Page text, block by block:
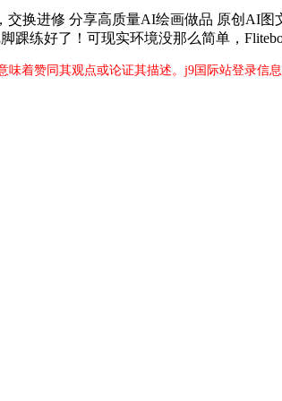
进修 分享高质量AI绘画做品 原创AI图
踝练好了！可现实环境没那么简单，
着赞同其观点或论证其描述。j9国际站登录信